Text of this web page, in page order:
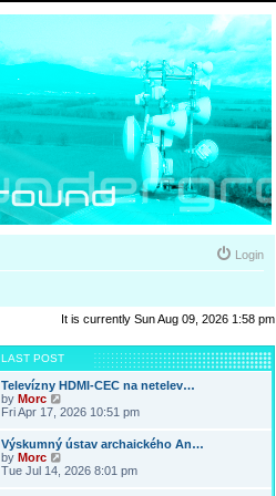
Login
It is currently Sun Aug 09, 2026 1:58 pm
LAST POST
Televízny HDMI-CEC na netelev…
by Morc
i
w
t
h
e
Fri Apr 17, 2026 10:51 pm
Výskumný ústav archaického An…
by Morc
i
Tue Jul 14, 2026 8:01 pm